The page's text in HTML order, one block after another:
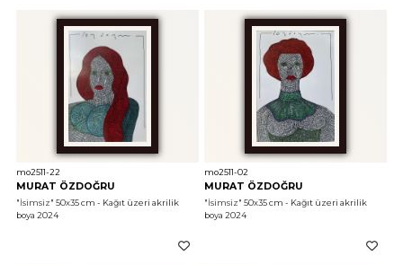
mo2511-22
MURAT ÖZDOĞRU
"İsimsiz" 50x35 cm - Kağıt üzeri akrilik
boya 2024
mo2511-02
MURAT ÖZDOĞRU
"İsimsiz" 50x35 cm - Kağıt üzeri akrilik
boya 2024